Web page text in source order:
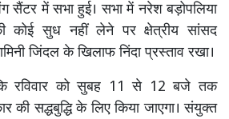
सैंटर में सभा हुई। सभा में नरेश बड़ोपलिया
कोई सुध नहीं लेने पर क्षेत्रीय सांसद
जिंदल के खिलाफ निंदा प्रस्ताव रखा।
कि रविवार को सुबह 11 से 12 बजे तक
की सद्धबुद्धि के लिए किया जाएगा। संयुक्त